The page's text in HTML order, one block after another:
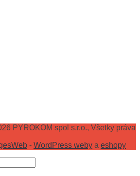
PYROKOM spol s.r.o., Všetky práva
- WordPress weby a eshopy